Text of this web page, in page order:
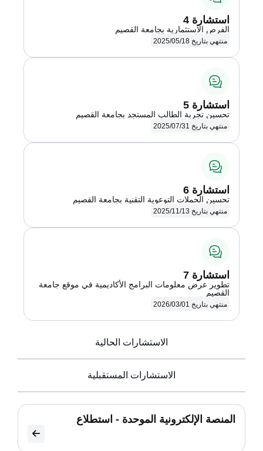
الاستشارات الحالية
الاستشارات المستقبلية
استشارة 4
الفرص الاستثمارية بجامعة القصيم
منتهي بتاريخ 2025/05/18
عرض التفاصيل
استشارة 5
تحسين تجربة الطالب المستجد بجامعة القصيم
منتهي بتاريخ 2025/07/31
عرض التفاصيل
استشارة 6
تحسين الحملات التوعوية التقنية بجامعة القصيم
منتهي بتاريخ 2025/11/13
عرض التفاصيل
استشارة 7
تطوير عرض معلومات البرامج الأكاديمية في موقع جامعة
القصيم
منتهي بتاريخ 2026/03/01
المنصة الإلكترونية الموحدة - استطلاع